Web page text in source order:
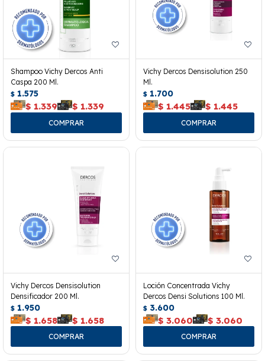
Shampoo Vichy Dercos Anti
Caspa 200 Ml.
$ 1.575
$ 1.339 $ 1.339
Vichy Dercos Densisolution 250
Ml.
$ 1.700
$ 1.445 $ 1.445
Vichy Dercos Densisolution
Densificador 200 Ml.
$ 1.950
$ 1.658 $ 1.658
Loción Concentrada Vichy
Dercos Densi Solutions 100 Ml.
$ 3.600
$ 3.060 $ 3.060